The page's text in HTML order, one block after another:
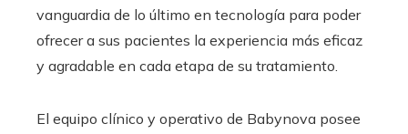
vanguardia de lo último en tecnología para poder
ofrecer a sus pacientes la experiencia más eficaz
y agradable en cada etapa de su tratamiento.
El equipo clínico y operativo de Babynova posee